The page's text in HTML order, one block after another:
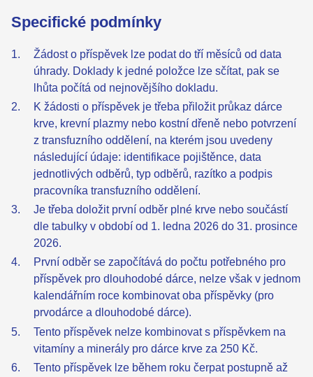
Specifické podmínky
Žádost o příspěvek lze podat do tří měsíců od data
úhrady. Doklady k jedné položce lze sčítat, pak se
lhůta počítá od nejnovějšího dokladu.
K žádosti o příspěvek je třeba přiložit průkaz dárce
krve, krevní plazmy nebo kostní dřeně nebo potvrzení
z transfuzního oddělení, na kterém jsou uvedeny
následující údaje: identifikace pojištěnce, data
jednotlivých odběrů, typ odběrů, razítko a podpis
pracovníka transfuzního oddělení.
Je třeba doložit první odběr plné krve nebo součástí
dle tabulky v období od 1. ledna 2026 do 31. prosince
2026.
První odběr se započítává do počtu potřebného pro
příspěvek pro dlouhodobé dárce, nelze však v jednom
kalendářním roce kombinovat oba příspěvky (pro
prvodárce a dlouhodobé dárce).
Tento příspěvek nelze kombinovat s příspěvkem na
vitamíny a minerály pro dárce krve za 250 Kč.
Tento příspěvek lze během roku čerpat postupně až